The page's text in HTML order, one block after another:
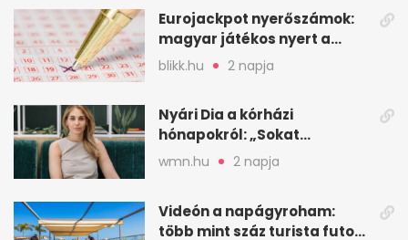
Eurojackpot nyerőszámok:
magyar játékos nyert a
2026. augusztus 4-i húzáson
blikk.hu 2 napja
Nyári Dia a kórházi
hónapokról: „Sokat
veszekedtem Istennel”
wmn.hu 2 napja
Videón a napágyroham:
több mint száz turista futott